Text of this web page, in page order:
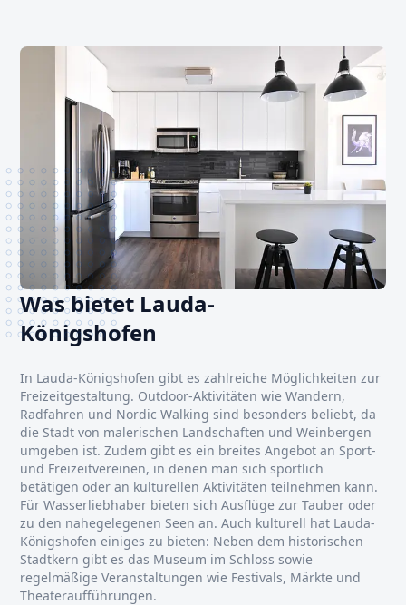
Was bietet Lauda-
Königshofen
In Lauda-Königshofen gibt es zahlreiche Möglichkeiten zur
Freizeitgestaltung. Outdoor-Aktivitäten wie Wandern,
Radfahren und Nordic Walking sind besonders beliebt, da
die Stadt von malerischen Landschaften und Weinbergen
umgeben ist. Zudem gibt es ein breites Angebot an Sport-
und Freizeitvereinen, in denen man sich sportlich
betätigen oder an kulturellen Aktivitäten teilnehmen kann.
Für Wasserliebhaber bieten sich Ausflüge zur Tauber oder
zu den nahegelegenen Seen an. Auch kulturell hat Lauda-
Königshofen einiges zu bieten: Neben dem historischen
Stadtkern gibt es das Museum im Schloss sowie
regelmäßige Veranstaltungen wie Festivals, Märkte und
Theateraufführungen.